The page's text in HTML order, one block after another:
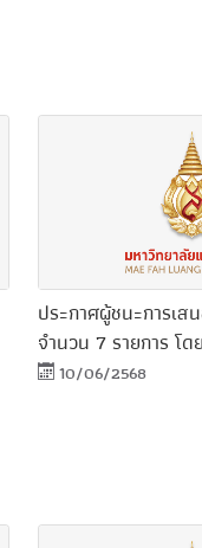
ประกาศผู้ชนะการเส
จำนวน 7 รายการ โด
10/06/2568